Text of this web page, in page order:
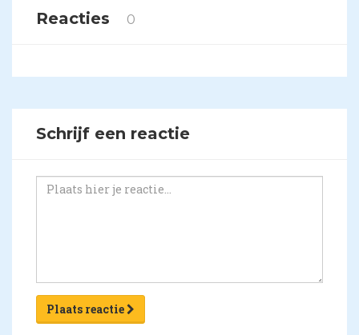
Reacties 0
Schrijf een reactie
Plaats reactie